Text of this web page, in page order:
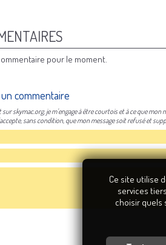
pour le moment.
commentaire
skymac.org, je m'engage à être courtois et à ce que mon
sans condition, que mon message soit refusé et
Ce site utilise
services
choisir quels